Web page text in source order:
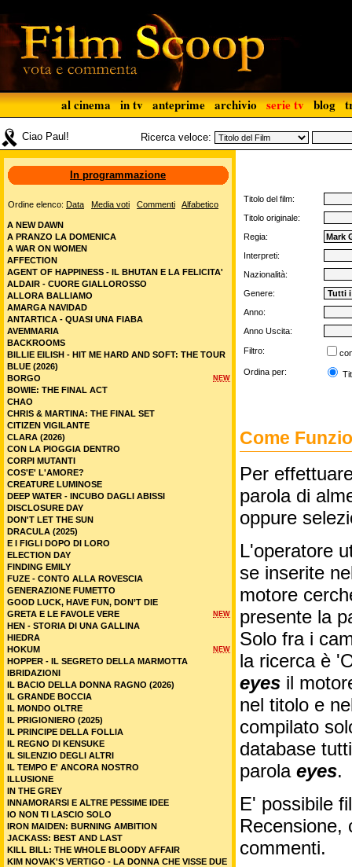
al cinema in tv anteprime archivio serie tv blog
Ciao Paul! Ricerca veloce:
Titolo del film:
Titolo originale:
Regia:
Interpreti:
Nazionalità:
Genere:
Anno:
Anno Uscita:
Filtro:
Ordina per:
Come
Per
parola di
oppure
L'operatore
se inserite
motore
presente la
Solo fra i
la ricerca è
eyes il
nel titolo e
compilato
database
parola eyes.
E' possibile
Recensione,
commenti.
In programmazione
Ordine elenco: Data Media voti Commenti Alfabetico
A NEW DAWN
A PRANZO LA DOMENICA
A WAR ON WOMEN
AFFECTION
AGENT OF HAPPINESS - IL BHUTAN E LA FELICITA'
ALDAIR - CUORE GIALLOROSSO
ALLORA BALLIAMO
AMARGA NAVIDAD
ANTARTICA - QUASI UNA FIABA
AVEMMARIA
BACKROOMS
BILLIE EILISH - HIT ME HARD AND SOFT: THE TOUR
BLUE (2026)
NEW
BORGO
BOWIE: THE FINAL ACT
CHAO
CHRIS & MARTINA: THE FINAL SET
CITIZEN VIGILANTE
CLARA (2026)
CON LA PIOGGIA DENTRO
CORPI MUTANTI
COS'E' L'AMORE?
CREATURE LUMINOSE
DEEP WATER - INCUBO DAGLI ABISSI
DISCLOSURE DAY
DON'T LET THE SUN
DRACULA (2025)
E I FIGLI DOPO DI LORO
ELECTION DAY
FINDING EMILY
FUZE - CONTO ALLA ROVESCIA
GENERAZIONE FUMETTO
GOOD LUCK, HAVE FUN, DON’T DIE
NEW
GRETA E LE FAVOLE VERE
HEN - STORIA DI UNA GALLINA
HIEDRA
NEW
HOKUM
HOPPER - IL SEGRETO DELLA MARMOTTA
IBRIDAZIONI
IL BACIO DELLA DONNA RAGNO (2026)
IL GRANDE BOCCIA
IL MONDO OLTRE
IL PRIGIONIERO (2025)
IL PRINCIPE DELLA FOLLIA
IL REGNO DI KENSUKE
IL SILENZIO DEGLI ALTRI
IL TEMPO E' ANCORA NOSTRO
ILLUSIONE
IN THE GREY
INNAMORARSI E ALTRE PESSIME IDEE
IO NON TI LASCIO SOLO
IRON MAIDEN: BURNING AMBITION
JACKASS: BEST AND LAST
KILL BILL: THE WHOLE BLOODY AFFAIR
KIM NOVAK'S VERTIGO - LA DONNA CHE VISSE DUE